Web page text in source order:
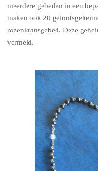
meerdere gebeden in een
maken ook 20
rozenkransgebed. Deze
vermeld.